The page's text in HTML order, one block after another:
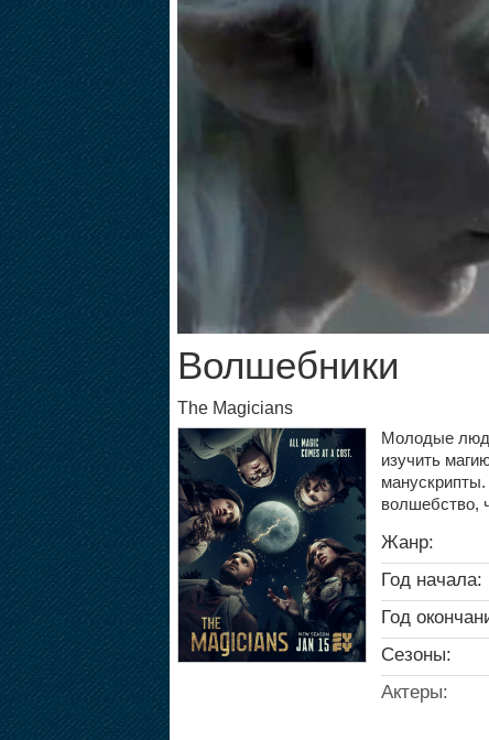
Волшебники
The Magicians
Молодые
изучить
волшебство,
Жанр:
Год начала:
Год
Сезоны:
Актеры: